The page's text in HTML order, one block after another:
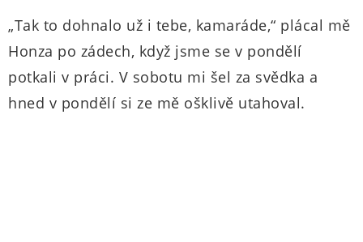
„Tak to dohnalo už i tebe, kamaráde,“ plácal mě
Honza po zádech, když jsme se v pondělí
potkali v práci. V sobotu mi šel za svědka a
hned v pondělí si ze mě ošklivě utahoval.